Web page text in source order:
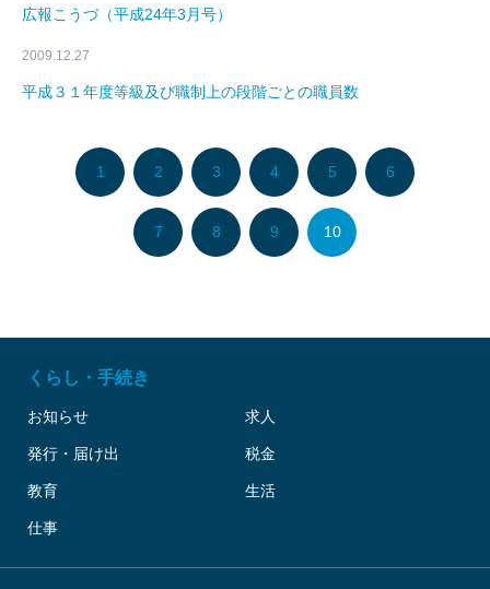
広報こうづ（平成24年3月号）
2009.12.27
平成３１年度等級及び職制上の段階ごとの職員数
1 2 3 4 5 6
7 8 9 10
くらし・手続き
お知らせ 求人
発行・届け出 税金
教育 生活
仕事